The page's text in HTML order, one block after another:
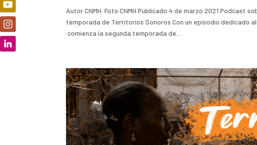
Autor CNMH. Foto CNMH Publicado 4 de marzo 2021 Podcast
temporada de Territorios Sonoros Con un episodio dedicado
comienza la segunda temporada de...